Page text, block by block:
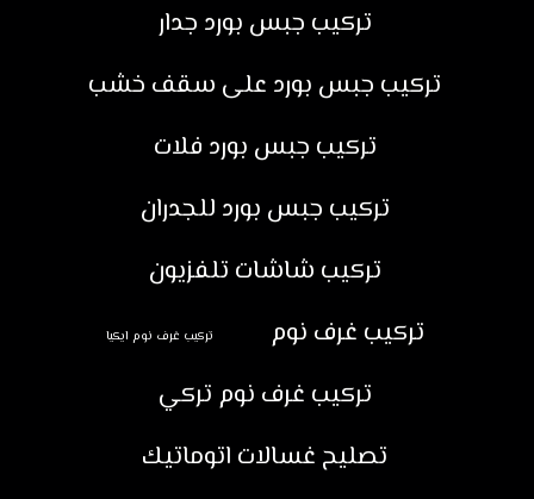
تركيب جبس بورد جدار
تركيب جبس بورد على سقف خشب
تركيب جبس بورد فلات
تركيب جبس بورد للجدران
تركيب شاشات تلفزيون
تركيب غرف نوم
تركيب غرف نوم ايكيا
تركيب غرف نوم تركي
تصليح غسالات اتوماتيك